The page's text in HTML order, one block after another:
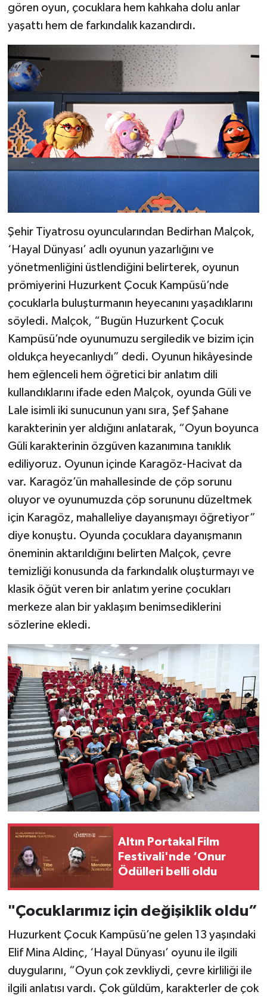
gören oyun, çocuklara hem kahkaha dolu anlar
yaşattı hem de farkındalık kazandırdı.
Şehir Tiyatrosu oyuncularından Bedirhan Malçok,
‘Hayal Dünyası’ adlı oyunun yazarlığını ve
yönetmenliğini üstlendiğini belirterek, oyunun
prömiyerini Huzurkent Çocuk Kampüsü’nde
çocuklarla buluşturmanın heyecanını yaşadıklarını
söyledi. Malçok, “Bugün Huzurkent Çocuk
Kampüsü’nde oyunumuzu sergiledik ve bizim için
oldukça heyecanlıydı” dedi. Oyunun hikâyesinde
hem eğlenceli hem öğretici bir anlatım dili
kullandıklarını ifade eden Malçok, oyunda Güli ve
Lale isimli iki sunucunun yanı sıra, Şef Şahane
karakterinin yer aldığını anlatarak, “Oyun boyunca
Güli karakterinin özgüven kazanımına tanıklık
ediliyoruz. Oyunun içinde Karagöz-Hacivat da
var. Karagöz’ün mahallesinde de çöp sorunu
oluyor ve oyunumuzda çöp sorununu düzeltmek
için Karagöz, mahalleliye dayanışmayı öğretiyor”
diye konuştu. Oyunda çocuklara dayanışmanın
öneminin aktarıldığını belirten Malçok, çevre
temizliği konusunda da farkındalık oluşturmayı ve
klasik öğüt veren bir anlatım yerine çocukları
merkeze alan bir yaklaşım benimsediklerini
sözlerine ekledi.
Altın Portakal Film
Festivali'nde ‘Onur
Ödülleri belli oldu
"Çocuklarımız için değişiklik oldu”
Huzurkent Çocuk Kampüsü’ne gelen 13 yaşındaki
Elif Mina Aldinç, ‘Hayal Dünyası’ oyunu ile ilgili
duygularını, “Oyun çok zevkliydi, çevre kirliliği ile
ilgili anlatısı vardı. Çok güldüm, karakterler de çok